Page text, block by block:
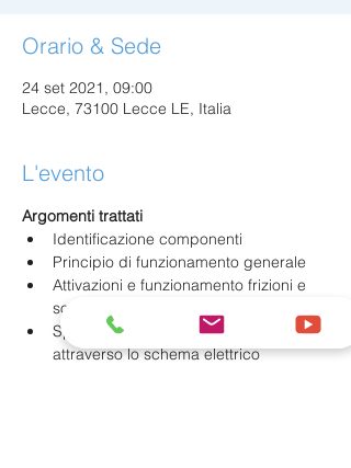
Orario & Sede
24 set 2021, 09:00
Lecce, 73100 Lecce LE, Italia
L'evento
Argomenti trattati
Identificazione componenti
Principio di funzionamento generale
Attivazioni e funzionamento frizioni e
solenoidi
Spiegazione del funzionamento
attraverso lo schema elettrico